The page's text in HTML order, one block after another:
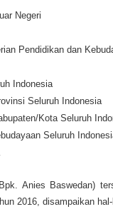
Negeri
Pendidikan dan
Indonesia
Seluruh Indonesia
Kota Seluruh
Seluruh
Anies Baswedan)
2016, disampaikan